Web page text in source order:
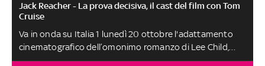
Jack Reacher - La prova decisiva, il cast del film con Tom
Cruise
Va in onda su Italia 1 lunedì 20 ottobre l'adattamento
cinematografico dell’omonimo romanzo di Lee Child,
diretto da Christopher McQuarrie